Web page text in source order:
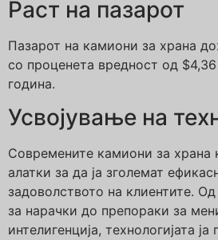
Раст на пазарот
Пазарот на камиони за храна
со проценета вредност од
година.
Усвојување на
Современите камиони за храна
алатки за да ја зголемат
задоволството на клиентите.
за нарачки до препораки за
интелигенција, технологијата